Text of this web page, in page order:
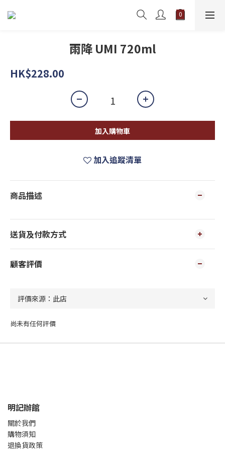
雨降 UMI 720ml
HK$228.00
加入購物車
加入追蹤清單
商品描述
送貨及付款方式
顧客評價
尚未有任何評價
明記辦館
關於我們
購物須知
退換貨政策